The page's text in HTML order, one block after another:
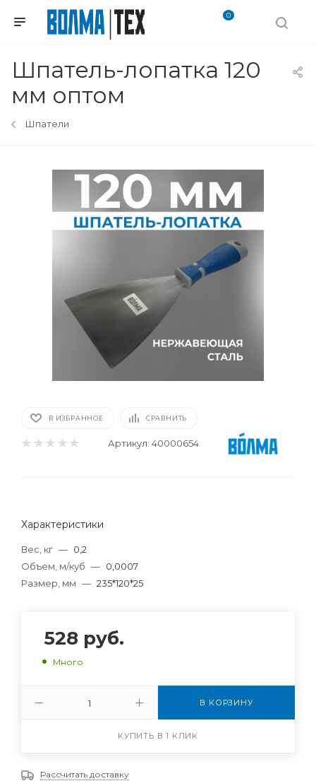
0
Шпатель-лопатка 120
мм оптом
Шпатели
В ИЗБРАННОЕ СРАВНИТЬ
Артикул: 40000654
Характеристики
Вес, кг — 0,2
Объем, м/куб — 0,0007
Размер, мм — 235*120*25
528 руб.
Много
В КОРЗИНУ
КУПИТЬ В 1 КЛИК
Рассчитать доставку